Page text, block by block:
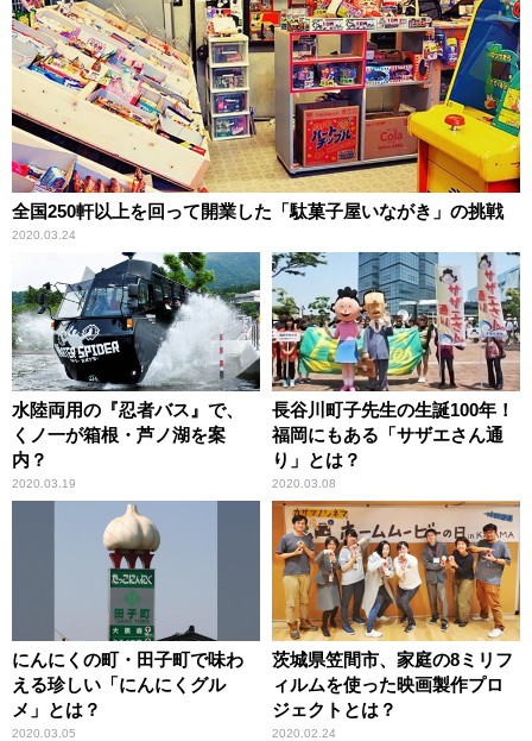
全国250軒以上を回って開業した「駄菓子屋いながき」の挑戦
2020.03.24
水陸両用の『忍者バス』で、
くノ一が箱根・芦ノ湖を案
内？
2020.03.19
長谷川町子先生の生誕100年！
福岡にもある「サザエさん通
り」とは？
2020.03.08
にんにくの町・田子町で味わ
える珍しい「にんにくグル
メ」とは？
2020.03.05
茨城県笠間市、家庭の8ミリフ
ィルムを使った映画製作プロ
ジェクトとは？
2020.02.24